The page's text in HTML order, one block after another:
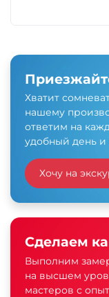
Хватит
нашему
ответим на
удобный день
Хочу на
Сделаем
Выполним
на высшем
мастеров с